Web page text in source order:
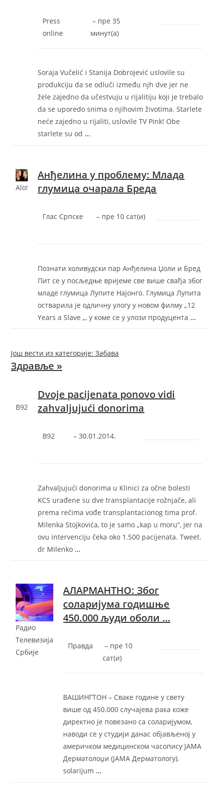
Press
online
– ‎пре 35
минут(а)‎
Soraja Vučelić i Stanija Dobrojević uslovile su
produkciju da se odluči između njh dve jer ne
žele zajedno da učestvuju u rijalitiju koji je trebalo
da se uporedo snima o njihovim životima. Starlete
neće zajedno u rijaliti, uslovile TV Pink! Obe
starlete su od …
Alo!
Aнђелина у проблему: Млада
глумица очарала Бреда
Глас Српске – ‎пре 10 сат(и)‎
Познати холивудски пар Анђелина Џоли и Бред
Пит се у посљедње вријеме све више свађа због
младе глумица Лупите Најонго. Глумица Лупита
остварила је одличну улогу у новом филму „12
Years a Slave „, у коме се у улози продуцента …
Још вести из категорије: Забава
Здравље »
B92
Dvoje pacijenata ponovo vidi
zahvaljujući donorima
B92 –‎30.01.2014.‎
Zahvaljujući donorima u Klinici za očne bolesti
KCS urađene su dve transplantacije rožnjače, ali
prema rečima vođe transplantacionog tima prof.
Milenka Stojkovića, to je samo „kap u moru“, jer na
ovu intervenciju čeka oko 1.500 pacijenata. Tweet.
dr Milenko …
Радио
Телевизија
Србије
АЛАРМАНТНО: Због
соларијума годишње
450.000 људи оболи …
Правда – ‎пре 10
сат(и)‎
ВАШИНГТОН – Сваке године у свету
више од 450.000 случајева рака коже
директно је повезано са соларијумом,
наводи се у студији данас објављеној у
америчком медицинском часопису ЈАМА
Дерматолоџи (ЈАМА Дерматологy).
solarijum …